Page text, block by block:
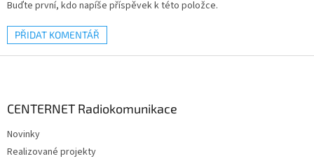
Buďte první, kdo napíše příspěvek k této položce.
PŘIDAT KOMENTÁŘ
CENTERNET Radiokomunikace
Novinky
Realizované projekty